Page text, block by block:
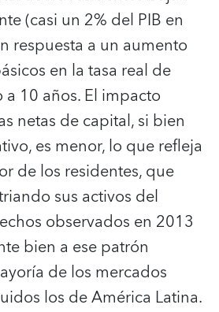
(casi un 2% del PIB en
respuesta a un aumento
en la tasa real de
10 años. El impacto
netas de capital, si bien
es menor, lo que refleja
de los residentes, que
sus activos del
observados en 2013
bien a ese patrón
de los mercados
los de América Latina.